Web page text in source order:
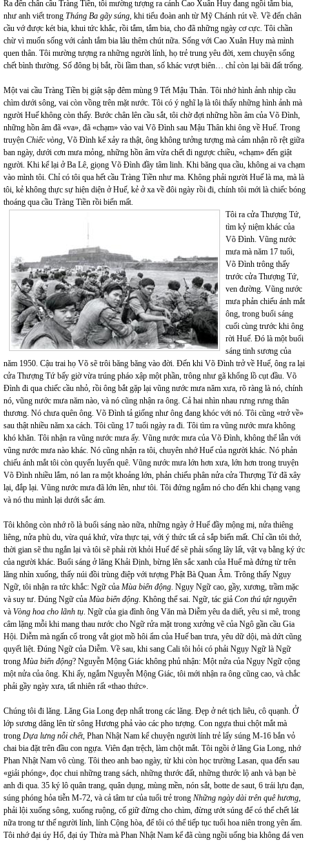
Ra đến chân cầu Tràng Tiền, tôi mường tượng ra cảnh Cao Xuân Huy đang ngồi tắm bia,
như anh viết trong Tháng Ba gãy súng, khi tiểu đoàn anh từ Mỹ Chánh rút về. Về đến chân
cầu vớ được két bia, khui tức khắc, rồi tắm, tắm bia, cho đã những ngày cơ cực. Tôi chần
chừ vì muốn sống với cảnh tắm bia lâu thêm chút nữa. Sống với Cao Xuân Huy mà mình
quen thân. Tôi mường tượng ra những người lính, họ trẻ trung yêu đời, xem chuyện sống
chết bình thường. Số đông bị bắt, rồi lầm than, số khác vượt biên… chỉ còn lại bãi đất trống.
Một vai cầu Tràng Tiền bị giật sập đêm mùng 9 Tết Mậu Thân. Tôi nhớ hình ảnh nhịp cầu
chìm dưới sông, vai còn vồng trên mặt nước. Tôi có ý nghĩ lạ là tôi thấy những hình ảnh mà
người Huế không còn thấy. Bước chân lên cầu sắt, tôi chờ đợi những hồn âm của Võ Đình,
những hồn âm đã «va», đã «chạm» vào vai Võ Đình sau Mậu Thân khi ông về Huế. Trong
truyện Chiếc vòng, Võ Đình kể xảy ra thật, ông không tưởng tượng mà cảm nhận rõ rệt giữa
ban ngày, dưới cơn mưa mỏng, những hồn âm vừa chết đi ngược chiều, «chạm» đến giật
người. Khi kể lại ở Ba Lê, giọng Võ Đình đầy tâm linh. Khi băng qua cầu, không ai va chạm
vào mình tôi. Chỉ có tôi qua hết cầu Tràng Tiền như ma. Không phải người Huế là ma, mà là
tôi, kẻ không thực sự hiện diện ở Huế, kẻ ở xa về đôi ngày rồi đi, chính tôi mới là chiếc bóng
thoáng qua cầu Tràng Tiền rồi biến mất.
Tôi ra cửa Thượng Tứ,
tìm kỷ niệm khác của
Võ Đình. Vũng nước
mưa mà năm 17 tuổi,
Võ Đình trông thấy
trước cửa Thượng Tứ,
ven đường. Vũng nước
mưa phản chiếu ánh mắt
ông, trong buổi sáng
cuối cùng trước khi ông
rời Huế. Đó là một buổi
sáng tinh sương của
năm 1950. Cậu trai họ Võ sẽ trôi băng băng vào đời. Đến khi Võ Đình trở về Huế, ông ra lại
cửa Thượng Tứ bấy giờ vừa trúng pháo xập một phần, trông như gã khổng lồ cụt đầu. Võ
Đình đi qua chiếc cầu nhỏ, rồi ông bắt gặp lại vũng nước mưa năm xưa, rõ ràng là nó, chính
nó, vũng nước mưa năm nào, và nó cũng nhận ra ông. Cả hai nhìn nhau rưng rưng thân
thương. Nó chưa quên ông. Võ Đình tả giống như ông đang khóc với nó. Tôi cũng «trở về»
sau thật nhiều năm xa cách. Tôi cũng 17 tuổi ngày ra đi. Tôi tìm ra vũng nước mưa không
khó khăn. Tôi nhận ra vũng nước mưa ấy. Vũng nước mưa của Võ Đình, không thể lẫn với
vũng nước mưa nào khác. Nó cũng nhận ra tôi, chuyên nhớ Huế của người khác. Nó phản
chiếu ánh mắt tôi còn quyến luyến quê. Vũng nước mưa lớn hơn xưa, lớn hơn trong truyện
Võ Đình nhiều lắm, nó lan ra một khoảng lớn, phản chiếu phân nửa cửa Thượng Tứ đã xây
lại, đắp lại. Vũng nước mưa đã lớn lên, như tôi. Tôi đứng ngắm nó cho đến khi chạng vạng
và nó thu mình lại dưới sắc ám.
Tôi không còn nhớ rõ là buổi sáng nào nữa, những ngày ở Huế đầy mộng mị, nửa thiêng
liêng, nửa phù du, vừa quá khứ, vừa thực tại, với ý thức tất cả sắp biến mất. Chỉ cần tôi thở,
thời gian sẽ thu ngắn lại và tôi sẽ phải rời khỏi Huế để sẽ phải sống lây lất, vật vạ bằng ký ức
của người khác. Buổi sáng ở lăng Khải Định, bừng lên sắc xanh của Huế mà đứng từ trên
lăng nhìn xuống, thấy núi đồi trùng điệp với tượng Phật Bà Quan Âm. Trông thấy Ngụy
Ngữ, tôi nhận ra tức khắc: Ngữ của Mùa biển động. Ngụy Ngữ cao, gầy, xương, trầm mặc
và suy tư. Đúng Ngữ của Mùa biển động. Không thể sai. Ngữ, tác giả Con thú tật nguyền
và Vòng hoa cho lãnh tụ. Ngữ của gia đình ông Văn mà Diễm yêu da diết, yêu si mê, trong
câm lặng mỗi khi mang thau nước cho Ngữ rửa mặt trong xưởng vẽ của Ngô gần cầu Gia
Hội. Diễm mà ngấn cổ trong vắt giọt mồ hôi ẩm của Huế ban trưa, yêu dữ dội, mà dứt cũng
quyết liệt. Đúng Ngữ của Diễm. Về sau, khi sang Cali tôi hỏi có phải Ngụy Ngữ là Ngữ
trong Mùa biển động? Nguyễn Mộng Giác không phủ nhận: Một nửa của Ngụy Ngữ cộng
một nửa của ông. Khi ấy, ngắm Nguyễn Mộng Giác, tôi mới nhận ra ông cũng cao, và chắc
phải gầy ngày xưa, tất nhiên rất «thao thức».
Chúng tôi đi lăng. Lăng Gia Long đẹp nhất trong các lăng. Đẹp ở nét tịch liêu, cô quạnh. Ở
lớp sương dâng lên từ sông Hương phả vào các pho tượng. Con ngựa thui chột mắt mà
trong Dựa lưng nỗi chết, Phan Nhật Nam kể chuyện người lính trẻ lấy súng M-16 bắn vỏ
chai bia đặt trên đầu con ngựa. Viên đạn trệch, làm chột mắt. Tôi ngồi ở lăng Gia Long, nhớ
Phan Nhật Nam vô cùng. Tôi theo anh bao ngày, từ khi còn học trường Lasan, qua đến sau
«giải phóng», đọc chui những trang sách, những thước đất, những thước lộ anh và bạn bè
anh đi qua. 35 ký lô quân trang, quân dụng, mùng mền, nón sắt, botte de saut, 6 trái lựu đạn,
súng phóng hỏa tiễn M-72, và cả tâm tư của tuổi trẻ trong Những ngày dài trên quê hương,
phải lội xuống sông, xuống ruộng, cố giữ đừng cho chìm, đừng ướt súng để có thể chết lát
nữa trong tư thế người lính, lính Cộng hòa, để tôi có thể tiếp tục tuổi hoa niên trong yên ấm.
Tôi nhớ đại úy Hổ, đại úy Thừa mà Phan Nhật Nam kể đã cùng ngồi uống bia không đá ven